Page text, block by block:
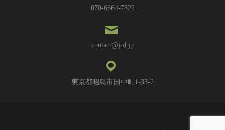
070-6664-7822
contact@jrd.jp
東京都昭島市田中町1-33-2